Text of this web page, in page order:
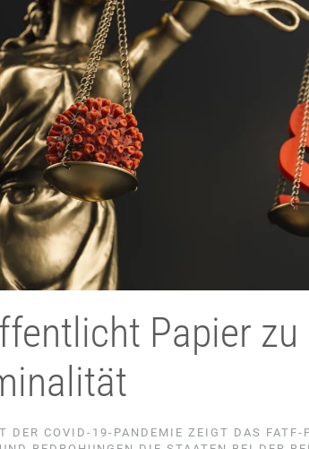
Papier
DER COVID-19-PANDEMIE ZEIGT DAS FATF-